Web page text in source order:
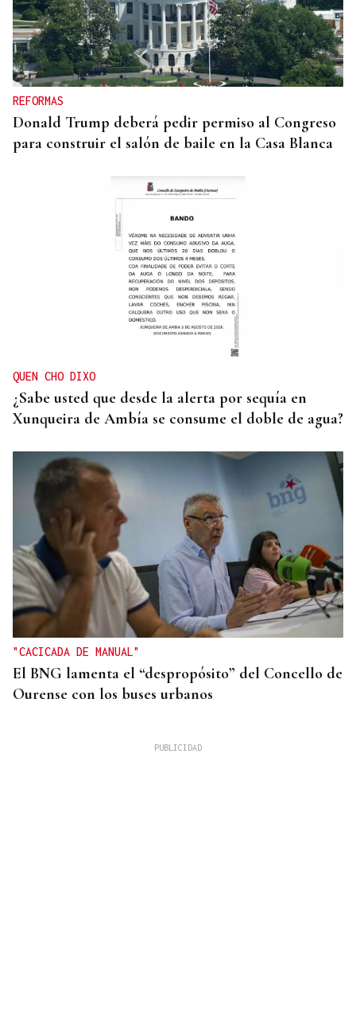
03
AGO - 31
AGO
AÑO OTERIANO
Exposición | "Exposición de gancho" y "Mundos
Oterianos desde Caldelas"
REFORMAS
Donald Trump deberá pedir permiso al Congreso
para construir el salón de baile en la Casa Blanca
QUEN CHO DIXO
¿Sabe usted que desde la alerta por sequía en
Xunqueira de Ambía se consume el doble de agua?
"CACICADA DE MANUAL"
El BNG lamenta el “despropósito” del Concello de
Ourense con los buses urbanos